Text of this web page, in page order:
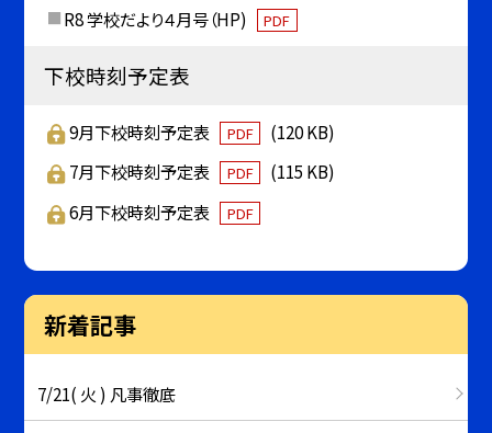
R8 学校だより４月号（HP) PDF
下校時刻予定表
9月下校時刻予定表 PDF
(120 KB)
7月下校時刻予定表
PDF
(115 KB)
6月下校時刻予定表
PDF
新着記事
7/21( 火 ) 凡事徹底